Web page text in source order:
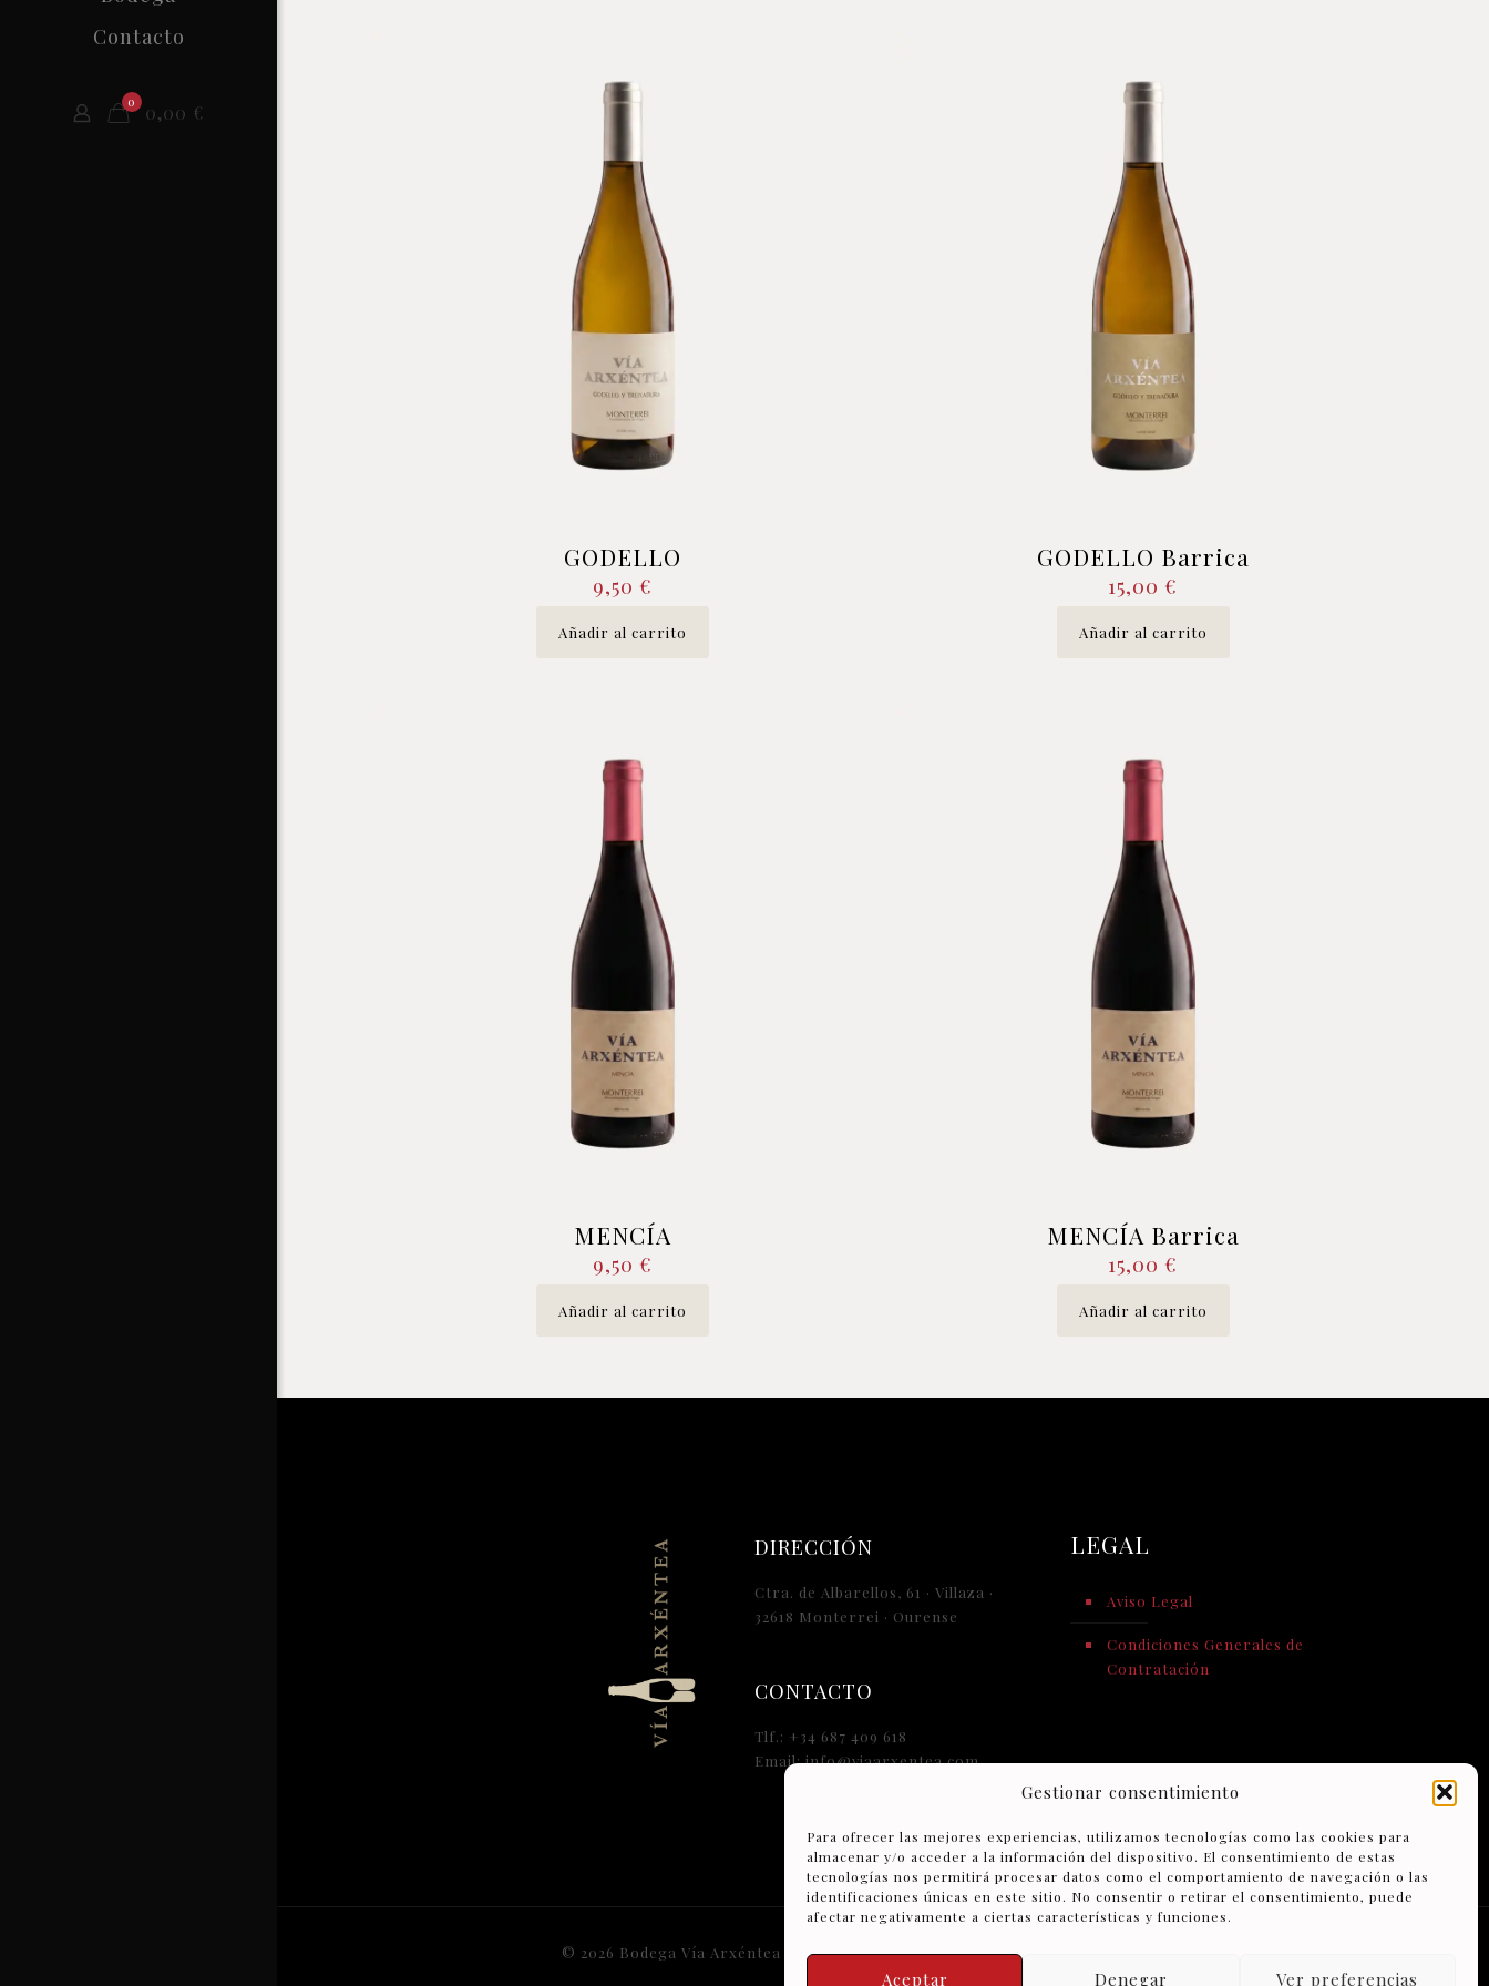
Gestionar consentimiento
Para ofrecer las mejores experiencias, utilizamos tecnologías como las cookies para
almacenar y/o acceder a la información del dispositivo. El consentimiento de estas
tecnologías nos permitirá procesar datos como el comportamiento de navegación o las
identificaciones únicas en este sitio. No consentir o retirar el consentimiento, puede
afectar negativamente a ciertas características y funciones.
Aceptar Denegar Ver preferencias
Contacto
0 0,00 €
GODELLO
9,50 €
Añadir al carrito
GODELLO Barrica
15,00 €
Añadir al carrito
MENCÍA
9,50 €
Añadir al carrito
MENCÍA Barrica
15,00 €
Añadir al carrito
DIRECCIÓN
Ctra. de Albarellos, 61 · Villaza ·
32618 Monterrei · Ourense
CONTACTO
Tlf.: +34 687 409 618
Email: info@viaarxentea.com
LEGAL
Aviso Legal
Condiciones Generales de
Contratación
© 2026 Bodega Vía Arxéntea | Todos los derechos reservados | Diseño y Desarrollo: